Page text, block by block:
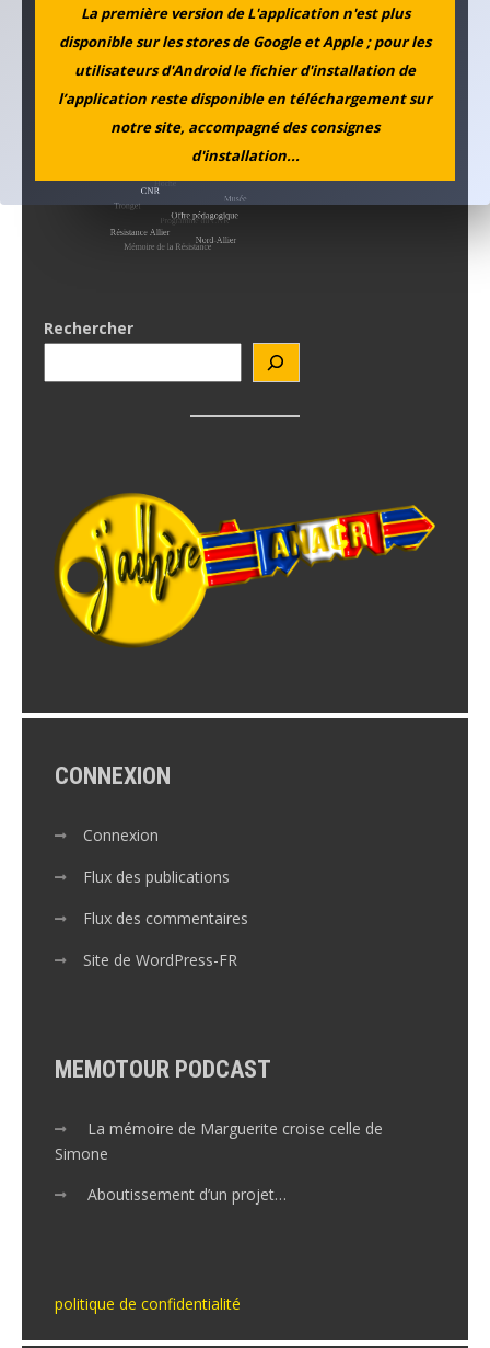
La première version de L'application n'est plus
disponible sur les stores de Google et Apple ; pour les
utilisateurs d'Android le fichier d'installation de
l’application reste disponible en téléchargement sur
notre site, accompagné des consignes
d'installation...
Archives
Rechercher
CONNEXION
Connexion
Flux des publications
Flux des commentaires
Site de WordPress-FR
MEMOTOUR PODCAST
La mémoire de Marguerite croise celle de
Simone
Aboutissement d’un projet…
politique de confidentialité